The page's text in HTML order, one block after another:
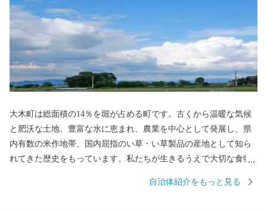
大木町は総面積の14％を堀が占める町です。古くから温暖な気候
と肥沃な土地、豊富な水に恵まれ、農業を中心として発展し、県
内有数の米作地帯、国内屈指のい草・い草製品の産地として知ら
れてきた歴史をもっています。私たちが生きるうえで大切な食物
グリーンアスパラガスなどの野菜やエノキ、シメジなどのキノコ
自治体紹介をもっと見る